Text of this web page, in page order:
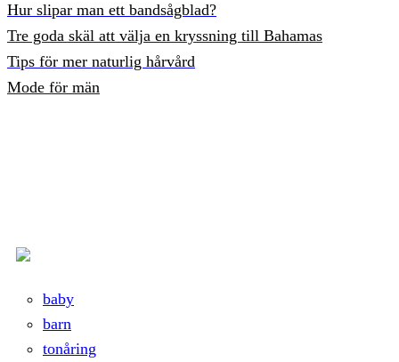
Hur slipar man ett bandsågblad?
Tre goda skäl att välja en kryssning till Bahamas
Tips för mer naturlig hårvård
Mode för män
baby
barn
tonåring